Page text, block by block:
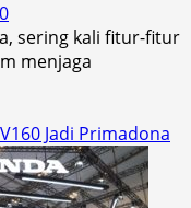
0
sering kali fitur-fitur
menjaga
Jadi Primadona